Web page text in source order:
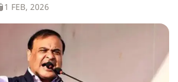
1 FEB, 2026